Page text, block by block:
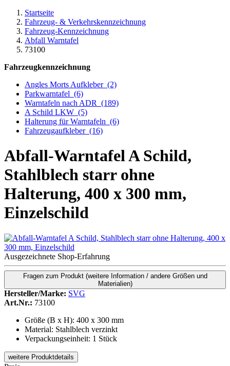
Startseite
Fahrzeug- & Verkehrskennzeichnung
Fahrzeug-Kennzeichnung
Abfall Warntafel
73100
Fahrzeugkennzeichnung
Angles Morts Aufkleber (2)
Parkwarntafel (6)
Warntafeln nach ADR (189)
A Schild LKW (5)
Halterung für Warntafeln (6)
Fahrzeugaufkleber (16)
Abfall-Warntafel A Schild,
Stahlblech starr ohne
Halterung, 400 x 300 mm,
Einzelschild
Ausgezeichnete Shop-Erfahrung
Fragen zum Produkt (weitere Information / andere Größen und
Materialien)
Hersteller/Marke: SVG
Art.Nr.: 73100
Größe (B x H): 400 x 300 mm
Material: Stahlblech verzinkt
Verpackungseinheit: 1 Stück
weitere Produktdetails